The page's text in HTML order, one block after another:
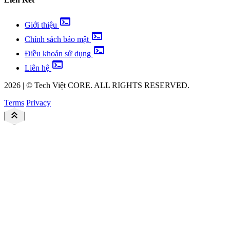
Giới thiệu terminal
Chính sách bảo mật terminal
Điều khoản sử dụng terminal
Liên hệ terminal
2026 | © Tech ViệtCORE. ALL RIGHTS RESERVED.
Terms Privacy
keyboard_double_arrow_up